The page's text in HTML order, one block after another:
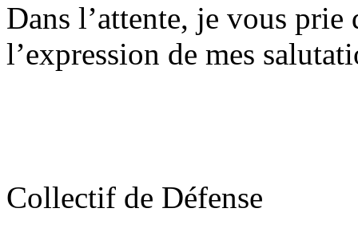
Dans l’attente, je vous prie
l’expression de mes
Collectif de Défense